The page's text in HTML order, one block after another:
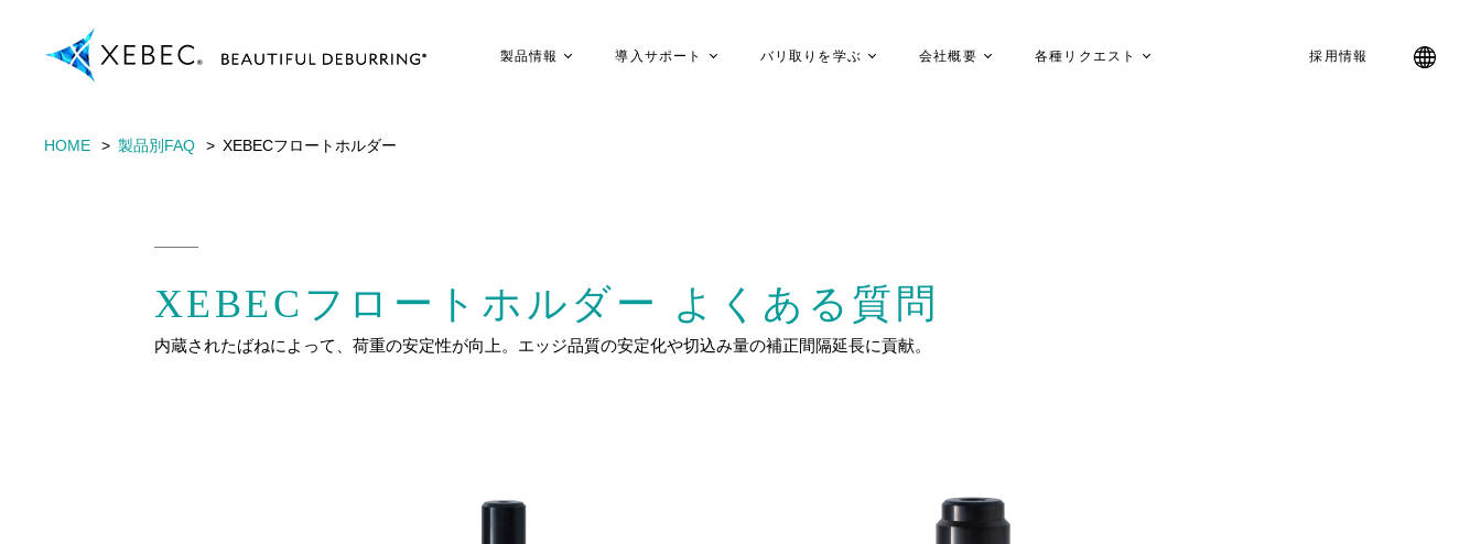
製品情報 導入サポート バリ取りを学ぶ 会社概要 各種リクエスト 採用情報
HOME 製品別FAQ XEBECフロートホルダー
XEBECフロートホルダー よくある質問
内蔵されたばねによって、荷重の安定性が向上。エッジ品質の安定化や切込み量の補正間隔延長に貢献。